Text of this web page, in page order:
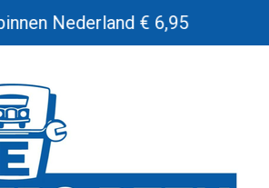
Nederland € 6,95